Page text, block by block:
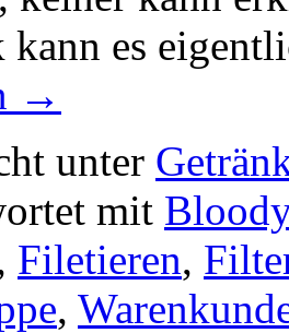
kann es
→
unter
mit
Filetieren,
,